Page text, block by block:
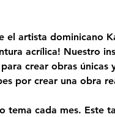
el artista dominicano
acrílica! Nuestro
crear obras únicas
por crear una obra
tema cada mes. Este